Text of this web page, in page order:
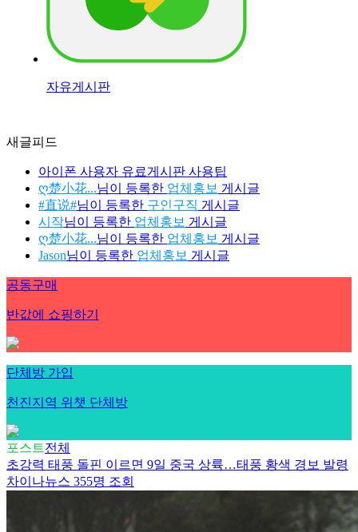
자유게시판
새글피드
아이폰 사용자 유료게시판 사용팁
ღ楚小花...님이 등록한 업체홍보 게시글
#直说#님이 등록한 구인구직 게시글
시작님이 등록한 업체홍보 게시글
ღ楚小花...님이 등록한 업체홍보 게시글
Jason님이 등록한 업체홍보 게시글
공동구매
반값에 쇼핑하기
단체방 가입
천진지역 위챗 단체방
포스트전체
초강력 태풍 돌핀 이르면 9일 중국 상륙…태풍 황색 경보 발령
차이나뉴스 355명 조회